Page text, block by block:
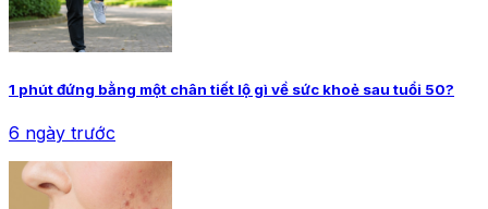
1 phút đứng bằng một chân tiết lộ gì về sức khoẻ sau tuổi 50?
6 ngày trước